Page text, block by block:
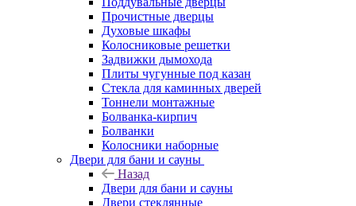
Прочистные дверцы
Духовые шкафы
Колосниковые решетки
Задвижки дымохода
Плиты чугунные под казан
Стекла для каминных дверей
Тоннели монтажные
Болванка-кирпич
Болванки
Колосники наборные
Двери для бани и сауны
Назад
Двери для бани и сауны
Двери стеклянные